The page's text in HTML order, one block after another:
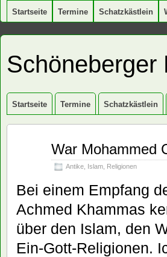
Startseite Termine Schatzkästlein
Schöneberger
Startseite Termine Schatzkästlein
War Mohammed
Antike Islam Religionen
Bei einem Empfang
Achmed Khammas
über den Islam, den
Ein-Gott-Religionen.